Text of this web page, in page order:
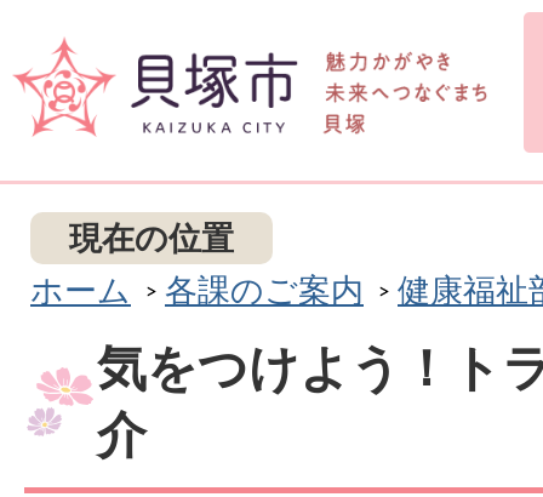
現在の位置
ホーム
各課のご案内 健康福祉
気をつけよう！ト
介